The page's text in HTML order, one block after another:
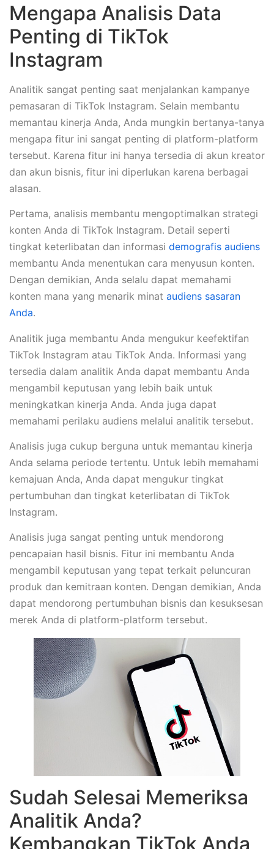
Mengapa Analisis Data
Penting di TikTok
Instagram
Analitik sangat penting saat menjalankan kampanye
pemasaran di TikTok Instagram. Selain membantu
memantau kinerja Anda, Anda mungkin bertanya-tanya
mengapa fitur ini sangat penting di platform-platform
tersebut. Karena fitur ini hanya tersedia di akun kreator
dan akun bisnis, fitur ini diperlukan karena berbagai
alasan.
Pertama, analisis membantu mengoptimalkan strategi
konten Anda di TikTok Instagram. Detail seperti
tingkat keterlibatan dan informasi demografis audiens
membantu Anda menentukan cara menyusun konten.
Dengan demikian, Anda selalu dapat memahami
konten mana yang menarik minat audiens sasaran
Anda.
Analitik juga membantu Anda mengukur keefektifan
TikTok Instagram atau TikTok Anda. Informasi yang
tersedia dalam analitik Anda dapat membantu Anda
mengambil keputusan yang lebih baik untuk
meningkatkan kinerja Anda. Anda juga dapat
memahami perilaku audiens melalui analitik tersebut.
Analisis juga cukup berguna untuk memantau kinerja
Anda selama periode tertentu. Untuk lebih memahami
kemajuan Anda, Anda dapat mengukur tingkat
pertumbuhan dan tingkat keterlibatan di TikTok
Instagram.
Analisis juga sangat penting untuk mendorong
pencapaian hasil bisnis. Fitur ini membantu Anda
mengambil keputusan yang tepat terkait peluncuran
produk dan kemitraan konten. Dengan demikian, Anda
dapat mendorong pertumbuhan bisnis dan kesuksesan
merek Anda di platform-platform tersebut.
Sudah Selesai Memeriksa
Analitik Anda?
Kembangkan TikTok Anda